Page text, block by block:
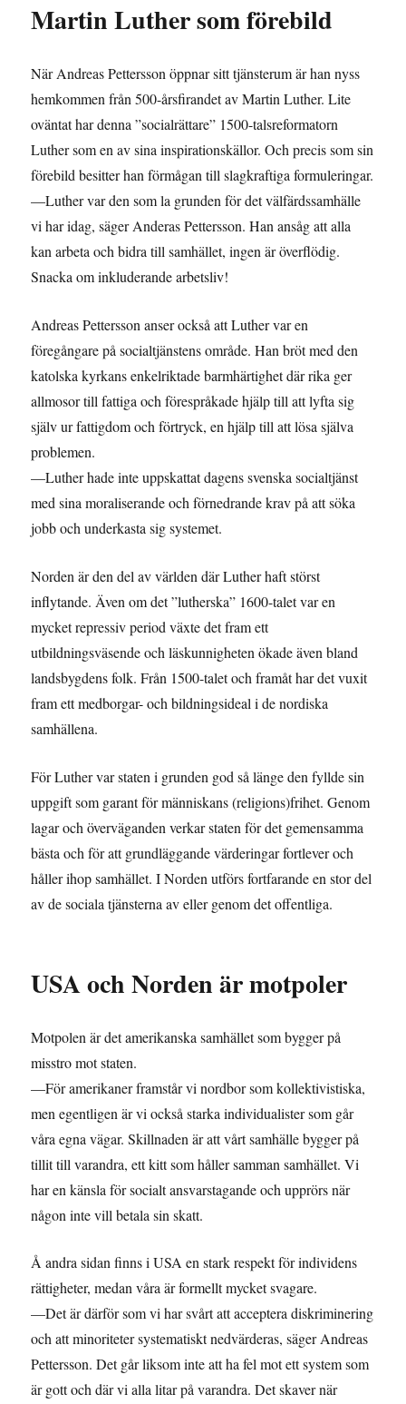
Martin Luther som förebild
När Andreas Pettersson öppnar sitt tjänsterum är han nyss
hemkommen från 500-årsfirandet av Martin Luther. Lite
oväntat har denna ”socialrättare” 1500-talsreformatorn
Luther som en av sina inspirationskällor. Och precis som sin
förebild besitter han förmågan till slagkraftiga formuleringar.
—Luther var den som la grunden för det välfärdssamhälle
vi har idag, säger Anderas Pettersson. Han ansåg att alla
kan arbeta och bidra till samhället, ingen är överflödig.
Snacka om inkluderande arbetsliv!
Andreas Pettersson anser också att Luther var en
föregångare på socialtjänstens område. Han bröt med den
katolska kyrkans enkelriktade barmhärtighet där rika ger
allmosor till fattiga och förespråkade hjälp till att lyfta sig
själv ur fattigdom och förtryck, en hjälp till att lösa själva
problemen.
—Luther hade inte uppskattat dagens svenska socialtjänst
med sina moraliserande och förnedrande krav på att söka
jobb och underkasta sig systemet.
Norden är den del av världen där Luther haft störst
inflytande. Även om det ”lutherska” 1600-talet var en
mycket repressiv period växte det fram ett
utbildningsväsende och läskunnigheten ökade även bland
landsbygdens folk. Från 1500-talet och framåt har det vuxit
fram ett medborgar- och bildningsideal i de nordiska
samhällena.
För Luther var staten i grunden god så länge den fyllde sin
uppgift som garant för människans (religions)frihet. Genom
lagar och överväganden verkar staten för det gemensamma
bästa och för att grundläggande värderingar fortlever och
håller ihop samhället. I Norden utförs fortfarande en stor del
av de sociala tjänsterna av eller genom det offentliga.
USA och Norden är motpoler
Motpolen är det amerikanska samhället som bygger på
misstro mot staten.
—För amerikaner framstår vi nordbor som kollektivistiska,
men egentligen är vi också starka individualister som går
våra egna vägar. Skillnaden är att vårt samhälle bygger på
tillit till varandra, ett kitt som håller samman samhället. Vi
har en känsla för socialt ansvarstagande och upprörs när
någon inte vill betala sin skatt.
Å andra sidan finns i USA en stark respekt för individens
rättigheter, medan våra är formellt mycket svagare.
—Det är därför som vi har svårt att acceptera diskriminering
och att minoriteter systematiskt nedvärderas, säger Andreas
Pettersson. Det går liksom inte att ha fel mot ett system som
är gott och där vi alla litar på varandra. Det skaver när